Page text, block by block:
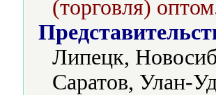
(торговля)
Липецк,
Саратов, Улан-